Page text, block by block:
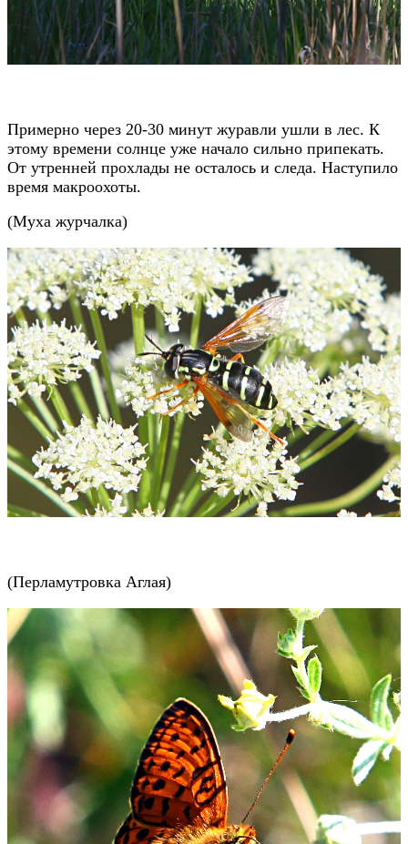
Примерно через 20-30 минут журавли ушли в лес. К
этому времени солнце уже начало сильно припекать.
От утренней прохлады не осталось и следа. Наступило
время макроохоты.
(Муха журчалка)
(Перламутровка Аглая)